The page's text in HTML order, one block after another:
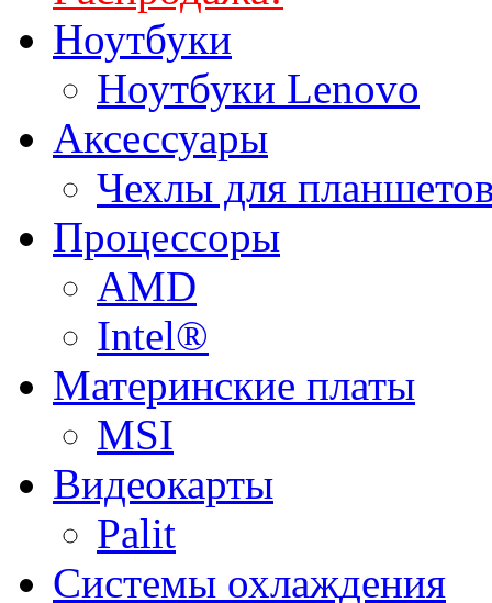
Ноутбуки
Ноутбуки Lenovo
Аксессуары
Чехлы для
Процессоры
AMD
Intel®
Материнские платы
MSI
Видеокарты
Palit
Системы охлаждения